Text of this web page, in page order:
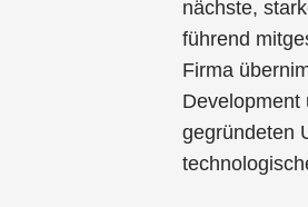
nächste,
führend
Firma
Development
gegründeten